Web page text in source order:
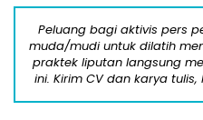
Peluang bagi aktivis pers
muda/mudi untuk dilatih
praktek liputan langsung
ini. Kirim CV dan karya tulis,